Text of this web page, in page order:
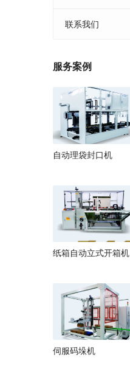
联系我们
服务案例
自动理袋封口机
纸箱自动立式开箱机
伺服码垛机